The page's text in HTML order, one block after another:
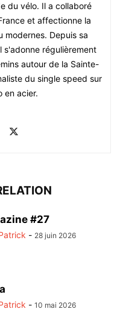
du vélo. Il a collaboré
et affectionne la
modernes. Depuis sa
régulièrement
autour de la Sainte-
du single speed sur
en acier.
#27
- 28 juin 2026
- 10 mai 2026